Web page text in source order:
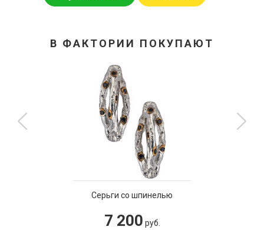
В ФАКТОРИИ ПОКУПАЮТ
Серьги со шпинелью
7 200 руб.